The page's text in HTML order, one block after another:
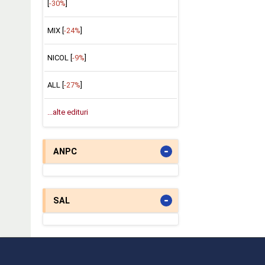
-30%
MIX [ -24%
NICOL [ -9%
ALL [ -27%
...alte edituri
ANPC -
SAL -